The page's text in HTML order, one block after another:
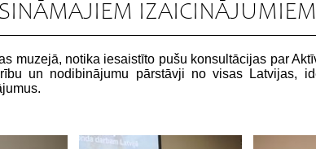
muzejā, notika iesaistīto pušu konsultācijas par
un nodibinājumu pārstāvji no visas Latvijas,